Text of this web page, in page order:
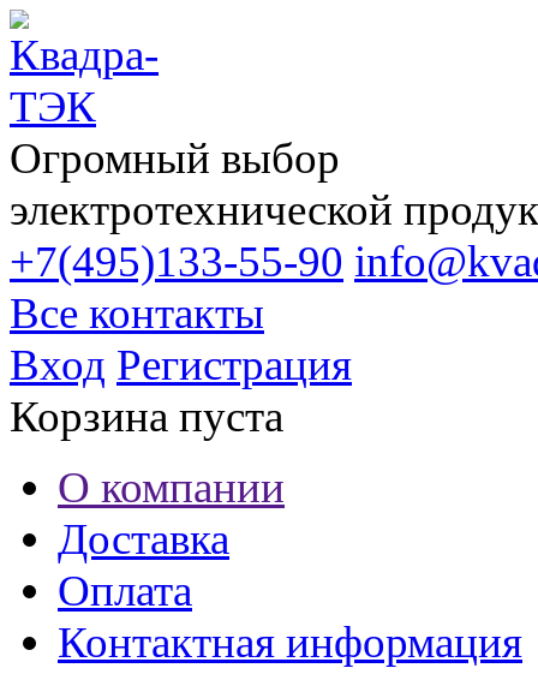
Огромный выбор
электротехнической
+7(495)133-55-90
Все контакты
Вход Регистрация
Корзина пуста
О компании
Доставка
Оплата
Контактная информация